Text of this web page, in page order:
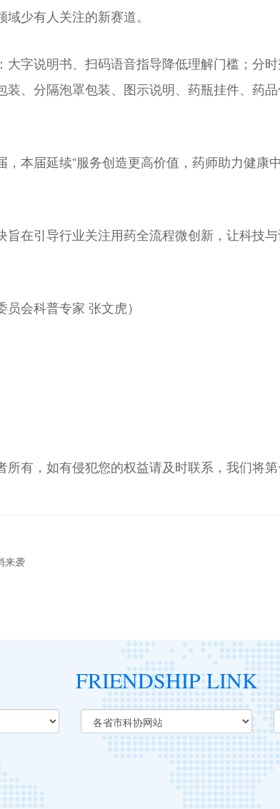
少有人关注的新赛道。
字说明书、扫码语音指导降低理解门槛；分
、分隔泡罩包装、图示说明、药瓶挂件、药
本届延续“服务创造更高价值，药师助力健康
在引导行业关注用药全流程微创新，让科技
会科普专家 张文虎）
所有，如有侵犯您的权益请及时联系，我们将
来袭
FRIENDSHIP LINK